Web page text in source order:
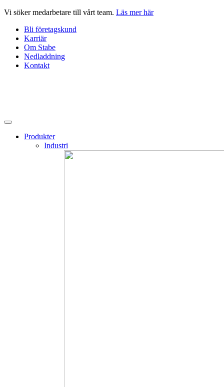
Hoppa
innehåll
Vi söker medarbetare till vårt team. Läs mer här
Bli företagskund
Karriär
Om Stabe
Nedladdning
Kontakt
Produkter
Industri